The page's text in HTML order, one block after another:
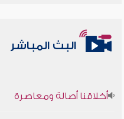
البث المباشر
أخلاقنا أصالة ومعاصرة